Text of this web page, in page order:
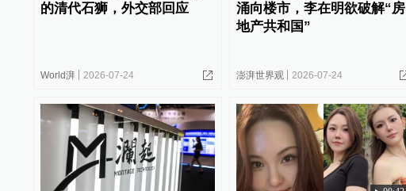
的清代石狮，外交部回应
World湃 2026-07-24
涌向楼市，李在明欲破解“房
地产共和国”
澎湃世界观 2026-07-24